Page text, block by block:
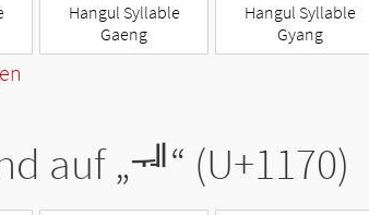
Hangul Syllable
Gaeng
Hangul Syllable
Gyang
auf „ᅰ“ (U+1170)